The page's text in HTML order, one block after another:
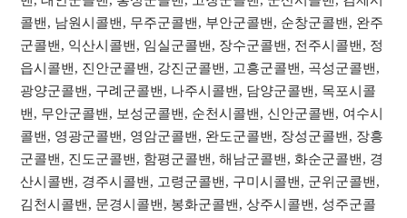
콜밴, 남원시콜밴, 무주군콜밴, 부안군콜밴, 순창군콜밴, 완주
군콜밴, 익산시콜밴, 임실군콜밴, 장수군콜밴, 전주시콜밴, 정
읍시콜밴, 진안군콜밴, 강진군콜밴, 고흥군콜밴, 곡성군콜밴,
광양군콜밴, 구례군콜밴, 나주시콜밴, 담양군콜밴, 목포시콜
밴, 무안군콜밴, 보성군콜밴, 순천시콜밴, 신안군콜밴, 여수시
콜밴, 영광군콜밴, 영암군콜밴, 완도군콜밴, 장성군콜밴, 장흥
군콜밴, 진도군콜밴, 함평군콜밴, 해남군콜밴, 화순군콜밴, 경
산시콜밴, 경주시콜밴, 고령군콜밴, 구미시콜밴, 군위군콜밴,
김천시콜밴, 문경시콜밴, 봉화군콜밴, 상주시콜밴, 성주군콜